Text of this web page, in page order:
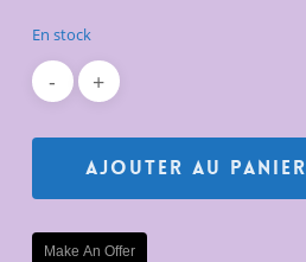
En stock
Ajouter Au Panier
Make An Offer